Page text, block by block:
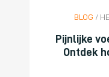
BLOG /
Pijnlijke
Ontdek